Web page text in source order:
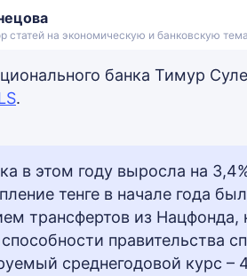
статей на экономическую и банковскую
банка Тимур
.
в этом году выросла на
тенге в начале года
трансфертов из
правительства
среднегодовой курс –